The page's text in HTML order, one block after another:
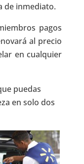
de inmediato.
pagos
al precio
en cualquier
puedas
en solo dos